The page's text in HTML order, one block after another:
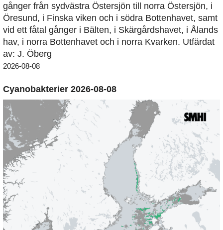
gånger från sydvästra Östersjön till norra Östersjön, i
Öresund, i Finska viken och i södra Bottenhavet, samt
vid ett fåtal gånger i Bälten, i Skärgårdshavet, i Ålands
hav, i norra Bottenhavet och i norra Kvarken. Utfärdat
av: J. Öberg
2026-08-08
Cyanobakterier 2026-08-08